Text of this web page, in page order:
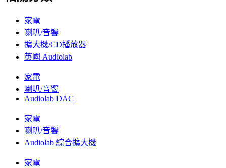
家電
喇叭/音響
擴大機/CD播放器
英國 Audiolab
家電
喇叭/音響
Audiolab DAC
家電
喇叭/音響
Audiolab 綜合擴大機
家電